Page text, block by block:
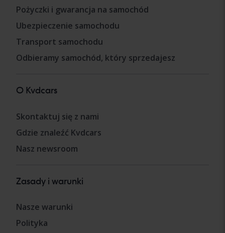
Pożyczki i gwarancja na samochód
Ubezpieczenie samochodu
Transport samochodu
Odbieramy samochód, który sprzedajesz
O Kvdcars
Skontaktuj się z nami
Gdzie znaleźć Kvdcars
Nasz newsroom
Zasady i warunki
Nasze warunki
Polityka